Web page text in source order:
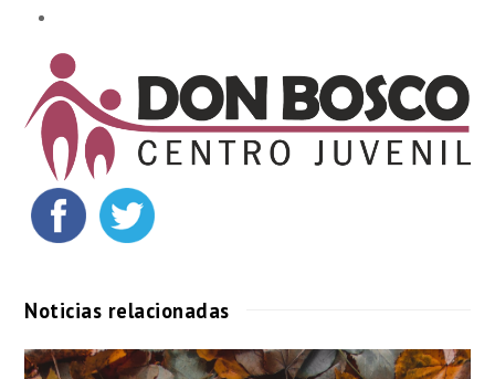
Noticias relacionadas